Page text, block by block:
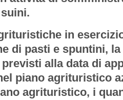
in
di pasti e spuntini,
alla data di
piano agrituristico
agrituristico, i